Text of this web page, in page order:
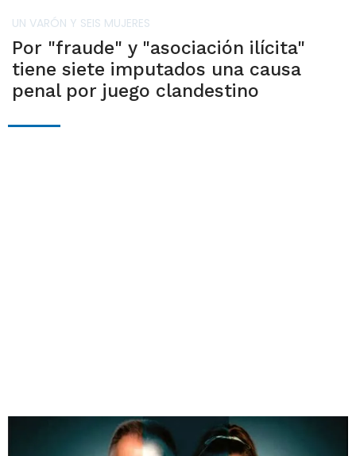
UN VARÓN Y SEIS MUJERES
Por "fraude" y "asociación ilícita"
tiene siete imputados una causa
penal por juego clandestino